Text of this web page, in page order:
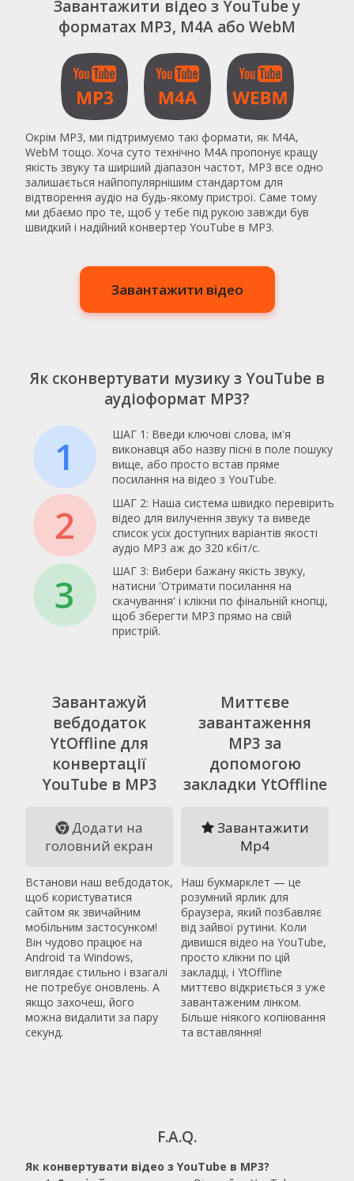
Завантажити відео з YouTube у
форматах MP3, M4A або WebM
Окрім MP3, ми підтримуємо такі формати, як M4A,
WebM тощо. Хоча суто технічно M4A пропонує кращу
якість звуку та ширший діапазон частот, MP3 все одно
залишається найпопулярнішим стандартом для
відтворення аудіо на будь-якому пристрої. Саме тому
ми дбаємо про те, щоб у тебе під рукою завжди був
швидкий і надійний конвертер YouTube в MP3.
Завантажити відео
Як сконвертувати музику з YouTube в
аудіоформат MP3?
1
ШАГ 1: Введи ключові слова, ім'я
виконавця або назву пісні в поле пошуку
вище, або просто встав пряме
посилання на відео з YouTube.
2
ШАГ 2: Наша система швидко перевірить
відео для вилучення звуку та виведе
список усіх доступних варіантів якості
аудіо MP3 аж до 320 кбіт/с.
3
ШАГ 3: Вибери бажану якість звуку,
натисни 'Отримати посилання на
скачування' і клікни по фінальній кнопці,
щоб зберегти MP3 прямо на свій
пристрій.
Завантажуй
вебдодаток
YtOffline для
конвертації
YouTube в MP3
Додати на
головний екран
Встанови наш вебдодаток,
щоб користуватися
сайтом як звичайним
мобільним застосунком!
Він чудово працює на
Android та Windows,
виглядає стильно і взагалі
не потребує оновлень. А
якщо захочеш, його
можна видалити за пару
секунд.
Миттєве
завантаження
MP3 за
допомогою
закладки YtOffline
Завантажити
Mp4
Наш букмарклет — це
розумний ярлик для
браузера, який позбавляє
від зайвої рутини. Коли
дивишся відео на YouTube,
просто клікни по цій
закладці, і YtOffline
миттєво відкриється з уже
завантаженим лінком.
Більше ніякого копіювання
та вставляння!
F.A.Q.
Як конвертувати відео з YouTube в MP3?